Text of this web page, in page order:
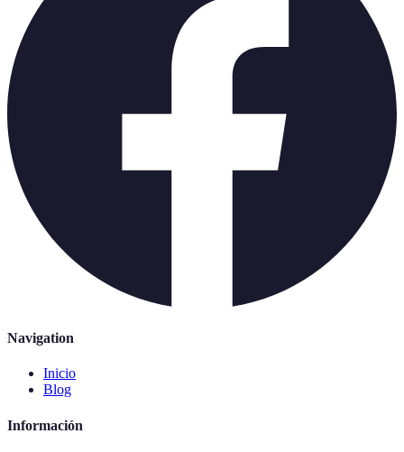
Navigation
Inicio
Blog
Información